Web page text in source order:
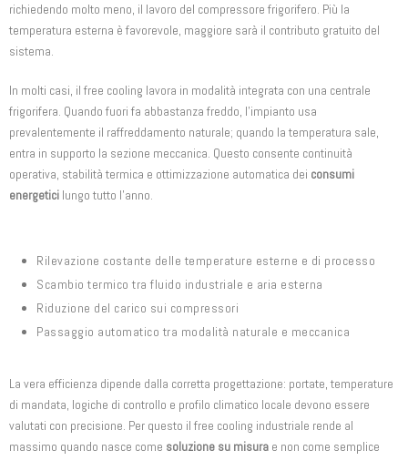
richiedendo molto meno, il lavoro del compressore frigorifero. Più la
temperatura esterna è favorevole, maggiore sarà il contributo gratuito del
sistema.
In molti casi, il free cooling lavora in modalità integrata con una centrale
frigorifera. Quando fuori fa abbastanza freddo, l’impianto usa
prevalentemente il raffreddamento naturale; quando la temperatura sale,
entra in supporto la sezione meccanica. Questo consente continuità
operativa, stabilità termica e ottimizzazione automatica dei consumi
energetici lungo tutto l’anno.
Rilevazione costante delle temperature esterne e di processo
Scambio termico tra fluido industriale e aria esterna
Riduzione del carico sui compressori
Passaggio automatico tra modalità naturale e meccanica
La vera efficienza dipende dalla corretta progettazione: portate, temperature
di mandata, logiche di controllo e profilo climatico locale devono essere
valutati con precisione. Per questo il free cooling industriale rende al
massimo quando nasce come soluzione su misura e non come semplice